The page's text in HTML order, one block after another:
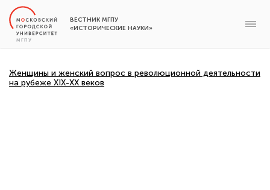
ВЕСТНИК МГПУ
«ИСТОРИЧЕСКИЕ НАУКИ»
Женщины и женский вопрос в революционной деятельности
на рубеже XIX-XX веков